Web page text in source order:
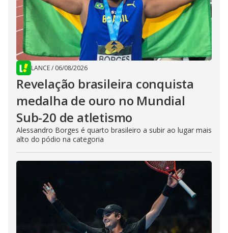
LANCE/ 06/08/2026
Revelação brasileira conquista
medalha de ouro no Mundial
Sub-20 de atletismo
Alessandro Borges é quarto brasileiro a subir ao lugar mais
alto do pódio na categoria